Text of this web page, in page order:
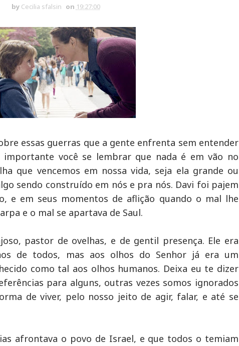
by Cecilia sfalsin on 19:27:00
essas guerras que a gente enfrenta sem entender
você se lembrar que nada é em vão no
que vencemos em nossa vida, seja ela grande ou
sendo construído em nós e pra nós. Davi foi pajem
e em seus momentos de aflição quando o mal lhe
e o mal se apartava de Saul.
pastor de ovelhas, e de gentil presença. Ele era
de todos, mas aos olhos do Senhor já era um
como tal aos olhos humanos. Deixa eu te dizer
para alguns, outras vezes somos ignorados
de viver, pelo nosso jeito de agir, falar, e até se
afrontava o povo de Israel, e que todos o temiam